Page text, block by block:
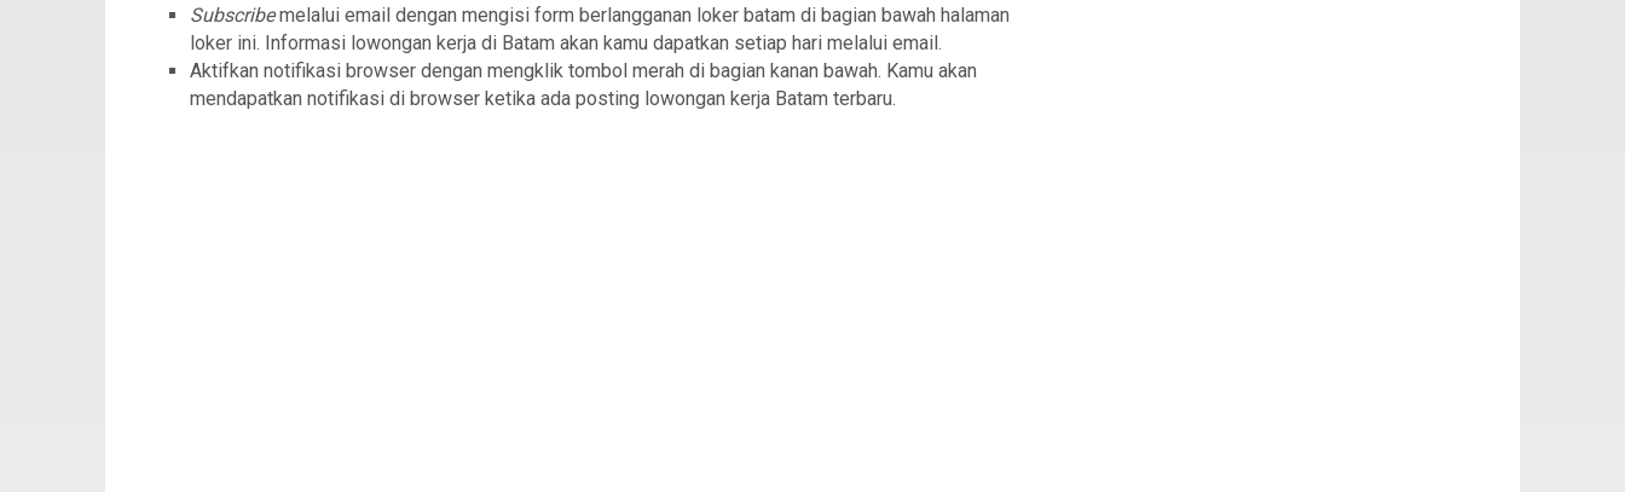
Subscribemelalui email dengan mengisi form berlangganan loker batam di bagian bawah halaman
loker ini. Informasi lowongan kerja di Batam akan kamu dapatkan setiap hari melalui email.
Aktifkan notifikasi browser dengan mengklik tombol merah di bagian kanan bawah. Kamu akan
mendapatkan notifikasi di browser ketika ada posting lowongan kerja Batam terbaru.